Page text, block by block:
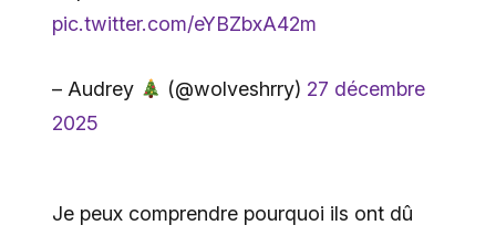
pic.twitter.com/eYBZbxA42m
– Audrey (@wolveshrry) 27 décembre
2025
Je peux comprendre pourquoi ils ont dû